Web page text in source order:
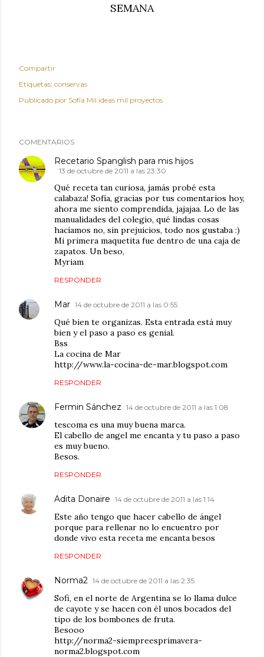
SEMANA
Compartir
Etiquetas: conservas
Publicado por Sofía Mil ideas mil proyectos
COMENTARIOS
Recetario Spanglish para mis hijos
13 de octubre de 2011 a las 23:30
Qué receta tan curiosa, jamás probé esta
calabaza! Sofía, gracias por tus comentarios hoy,
ahora me siento comprendida, jajajaa. Lo de las
manualidades del colegio, qué lindas cosas
hacíamos no, sin prejuicios, todo nos gustaba :)
Mi primera maquetita fue dentro de una caja de
zapatos. Un beso,
Myriam
RESPONDER
Mar 14 de octubre de 2011 a las 0:55
Qué bien te organizas. Esta entrada está muy
bien y el paso a paso es genial.
Bss
La cocina de Mar
http://www.la-cocina-de-mar.blogspot.com
RESPONDER
Fermin Sánchez 14 de octubre de 2011 a las 1:08
tescoma es una muy buena marca.
El cabello de angel me encanta y tu paso a paso
es muy bueno.
Besos.
RESPONDER
Adita Donaire 14 de octubre de 2011 a las 1:14
Este año tengo que hacer cabello de ángel
porque para rellenar no lo encuentro por
donde vivo esta receta me encanta besos
RESPONDER
Norma2 14 de octubre de 2011 a las 2:35
Sofi, en el norte de Argentina se lo llama dulce
de cayote y se hacen con él unos bocados del
tipo de los bombones de fruta.
Besooo
http://norma2-siempreesprimavera-
norma2.blogspot.com